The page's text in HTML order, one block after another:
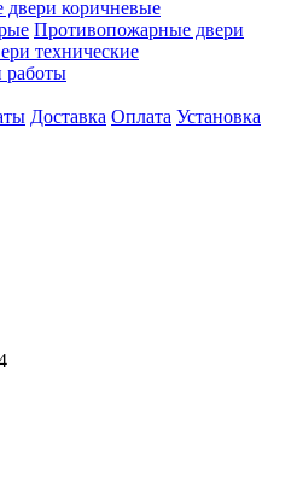
коричневые
Противопожарные двери
технические
Доставка Оплата Установка